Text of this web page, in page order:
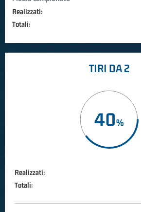
Realizzati:
Totali:
TIRI DA 2
40
Realizzati:
Totali: